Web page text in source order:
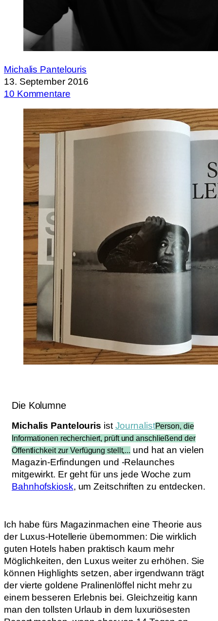
Michalis Pantelouris
13. September 2016
10 Kommentare
Die Kolumne
Michalis Pantelouris istJournalistPerson, die
Informationen recherchiert, prüft und anschließend der
Öffentlichkeit zur Verfügung stellt,... und hat an vielen
Magazin-Erfindungen und -Relaunches
mitgewirkt. Er geht für uns jede Woche zum
Bahnhofskiosk, um Zeitschriften zu entdecken.
Ich habe fürs Magazinmachen eine Theorie aus
der Luxus-Hotellerie übernommen: Die wirklich
guten Hotels haben praktisch kaum mehr
Möglichkeiten, den Luxus weiter zu erhöhen. Sie
können Highlights setzen, aber irgendwann trägt
der vierte goldene Pralinenlöffel nicht mehr zu
einem besseren Erlebnis bei. Gleichzeitig kann
man den tollsten Urlaub in dem luxuriösesten